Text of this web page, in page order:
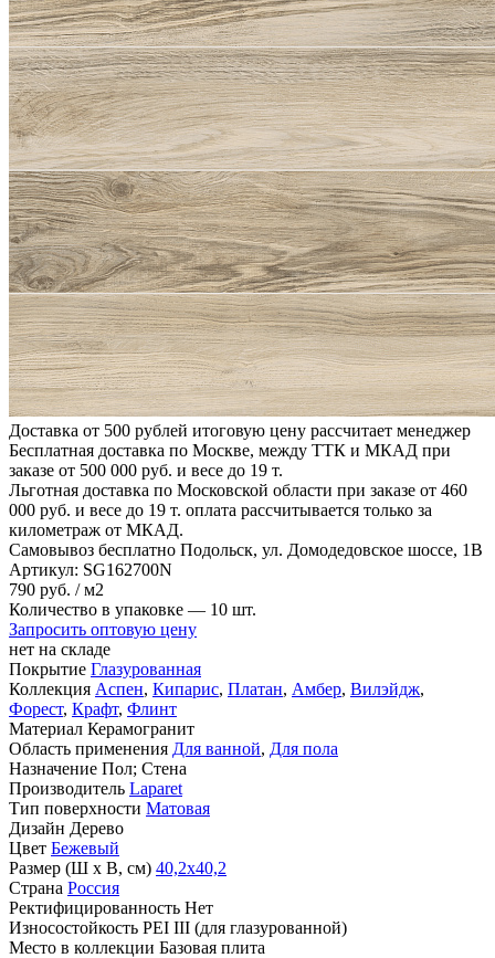
Доставка от 500 рублей итоговую цену рассчитает менеджер
Бесплатная доставка по Москве, между ТТК и МКАД при
заказе от 500 000 руб. и весе до 19 т.
Льготная доставка по Московской области при заказе от 460
000 руб. и весе до 19 т. оплата рассчитывается только за
километраж от МКАД.
Самовывоз бесплатно Подольск, ул. Домодедовское шоссе, 1В
Артикул: SG162700N
790 руб. / м2
Количество в упаковке — 10 шт.
Запросить оптовую цену
нет на складе
Покрытие Глазурованная
Коллекция Аспен, Кипарис, Платан, Амбер, Вилэйдж,
Форест, Крафт, Флинт
Материал Керамогранит
Область применения Для ванной, Для пола
Назначение Пол; Стена
Производитель Laparet
Тип поверхности Матовая
Дизайн Дерево
Цвет Бежевый
Размер (Ш х В, см) 40,2х40,2
Страна Россия
Ректифицированность Нет
Износостойкость PEI III (для глазурованной)
Место в коллекции Базовая плита